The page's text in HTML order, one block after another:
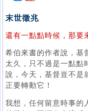
末世徵兆
還有一點點時候，那要
希伯來書的作者說，基
太久，只不過是一點點
說，今天，基督豈不是
正要轉動它！
我想，任何留意時事的